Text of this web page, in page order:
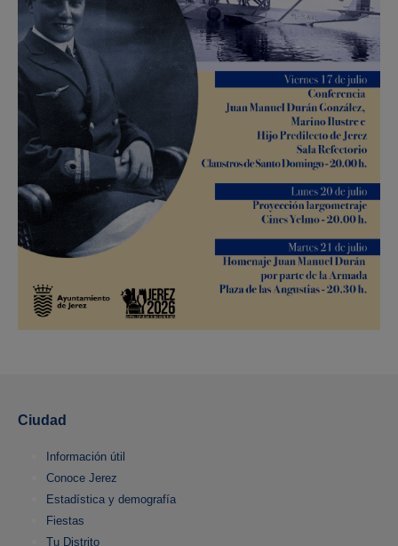
Ciudad
Información útil
Conoce Jerez
Estadística y demografía
Fiestas
Tu Distrito